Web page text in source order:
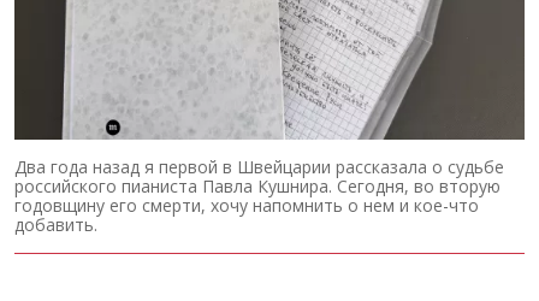
Два года назад я первой в Швейцарии рассказала о судьбе
российского пианиста Павла Кушнира. Сегодня, во вторую
годовщину его смерти, хочу напомнить о нем и кое-что
добавить.